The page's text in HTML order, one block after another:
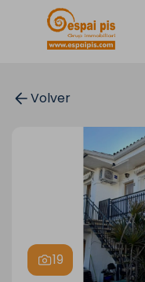
Volver
19